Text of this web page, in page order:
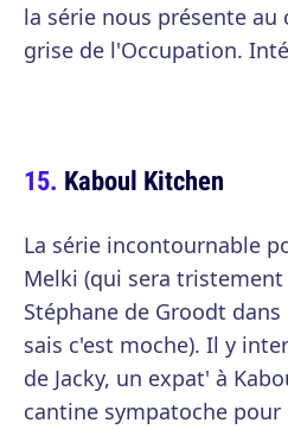
la série nous présente au
grise de l'Occupation.
Kaboul Kitchen
La série incontournable
Melki (qui sera
Stéphane de Groodt
sais c'est moche). Il y
de Jacky, un expat' à
cantine sympatoche